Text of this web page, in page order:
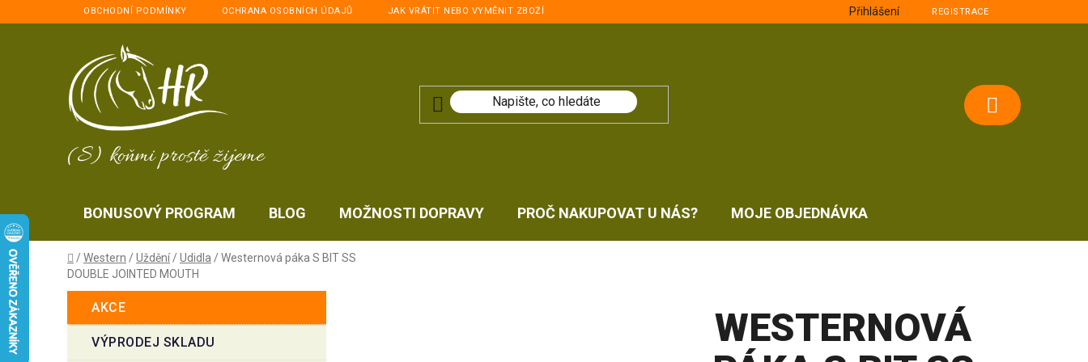
na
OBCHODNÍ PODMÍNKY OCHRANA OSOBNÍCH ÚDAJŮ JAK VRÁTIT NEBO VYMĚNIT ZBOŽÍ Přihlášení REGISTRACE
(S) koňmi prostě žijeme
NÁKUPNÍ
BONUSOVÝ PROGRAM BLOG MOŽNOSTI DOPRAVY PROČ NAKUPOVAT U NÁS? MOJE OBJEDNÁVKA
Domů
/Western /Uždění /Udidla /Westernová páka S BIT SS
DOUBLE JOINTED MOUTH
okategorie
AKCE
VÝPRODEJ SKLADU
WESTERNOVÁ